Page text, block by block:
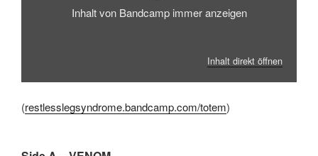
Inhalt von Bandcamp immer anzeigen
Inhalt direkt öffnen
(restlesslegsyndrome.bandcamp.com/totem)